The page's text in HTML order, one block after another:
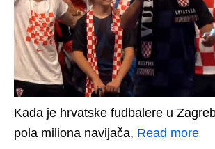
Kada je hrvatske fudbalere u
pola miliona navijača, Read more